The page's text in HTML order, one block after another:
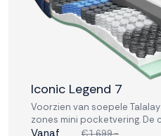
Iconic Legend 7
Voorzien van soepele
zones mini pocketvering. De
materialen en
Vanaf €1.699,-